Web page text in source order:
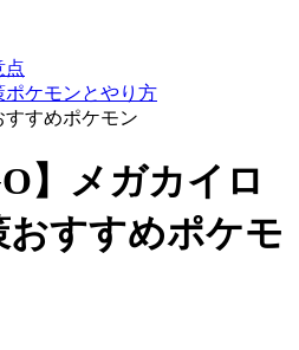
点
ポケモンとやり方
すすめポケモン
】メガカイロ
すすめポケモ